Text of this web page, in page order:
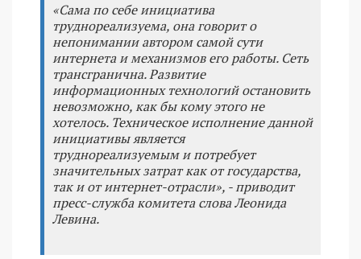
«Сама по себе инициатива
труднореализуема, она говорит о
непонимании автором самой сути
интернета и механизмов его работы. Сеть
трансгранична. Развитие
информационных технологий остановить
невозможно, как бы кому этого не
хотелось. Техническое исполнение данной
инициативы является
труднореализуемым и потребует
значительных затрат как от государства,
так и от интернет-отрасли», - приводит
пресс-служба комитета слова Леонида
Левина.